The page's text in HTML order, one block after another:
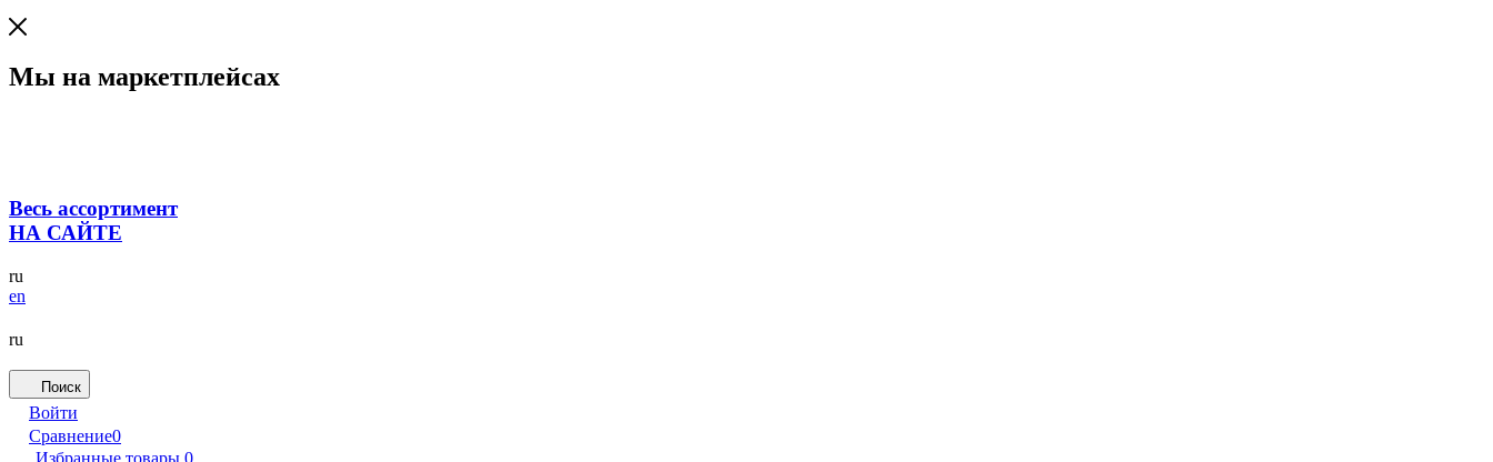
Мы на маркетплейсах
Весь ассортимент
НА САЙТЕ
ru
en
ru
Поиск
Войти
Сравнение0
Избранные товары 0